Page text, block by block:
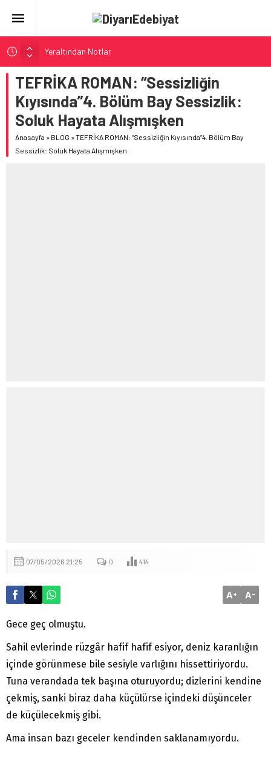
Yeraltından Notlar
Aylak Adam
Zebercet
Demiryolu Hikâyecileri
Korkuyu Beklerken
TEFRİKA ROMAN: “Sessizliğin
Kıyısında”4. Bölüm Bay Sessizlik:
Soluk Hayata Alışmışken
Anasayfa » BLOG »TEFRİKA ROMAN: “Sessizliğin Kıyısında”4. Bölüm Bay
Sessizlik: Soluk Hayata Alışmışken
07/05/2026 21:25 0 414
A+ A-
Gece geç olmuştu.
Sahil evlerinde rüzgâr hafif hafif esiyor, deniz karanlığın
içinde görünmese bile sesiyle varlığını hissettiriyordu.
Tuna verandada tek başına oturuyordu; dizlerini kendine
çekmiş, sanki biraz daha küçülürse içindeki düşünceler
de küçülecekmiş gibi.
Ama insan bazı geceler kendinden saklanamıyordu.